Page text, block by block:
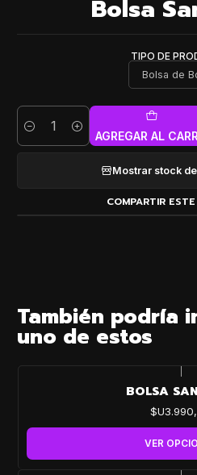
Bolsa
TIPO DE
Bolsa de
Cantidad AGREGAR AL
Mostrar stock
COMPARTIR
También podría
uno de estos
BOLSA
VER